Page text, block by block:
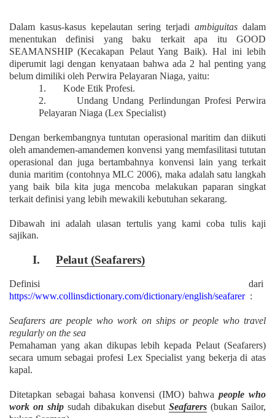
Dalam kasus-kasus kepelautan sering terjadi ambiguitas dalam
menentukan definisi yang baku terkait apa itu GOOD
SEAMANSHIP (Kecakapan Pelaut Yang Baik).Hal ini lebih
diperumit lagi dengan kenyataan bahwa ada 2 hal penting yang
belum dimiliki oleh Perwira Pelayaran Niaga, yaitu:
1.
Kode Etik Profesi.
2.
Undang Undang Perlindungan Profesi Perwira
Pelayaran Niaga (Lex Specialist)
Dengan berkembangnya tuntutan operasional maritim dan diikuti
oleh amandemen-amandemen konvensi yang memfasilitasi tututan
operasional dan juga bertambahnya konvensi lain yang terkait
dunia maritim (contohnya MLC 2006), maka adalah satu langkah
yang baik bila kita juga mencoba melakukan paparan singkat
terkait definisi yang lebih mewakili kebutuhan sekarang.
Dibawah ini adalah ulasan tertulis yang kami coba tulis kaji
sajikan.
I. Pelaut (Seafarers)
Definisi dari
https://www.collinsdictionary.com/dictionary/english/seafarer:
Seafarers are people who work on ships or people who travel
regularly on the sea
Pemahaman yang akan dikupas lebih kepada Pelaut (Seafarers)
secara umum sebagai profesi Lex Specialist yang bekerja di atas
kapal.
Ditetapkan sebagai bahasa konvensi (IMO) bahwa people who
work on ship sudah dibakukan disebutSeafarers (bukan Sailor,